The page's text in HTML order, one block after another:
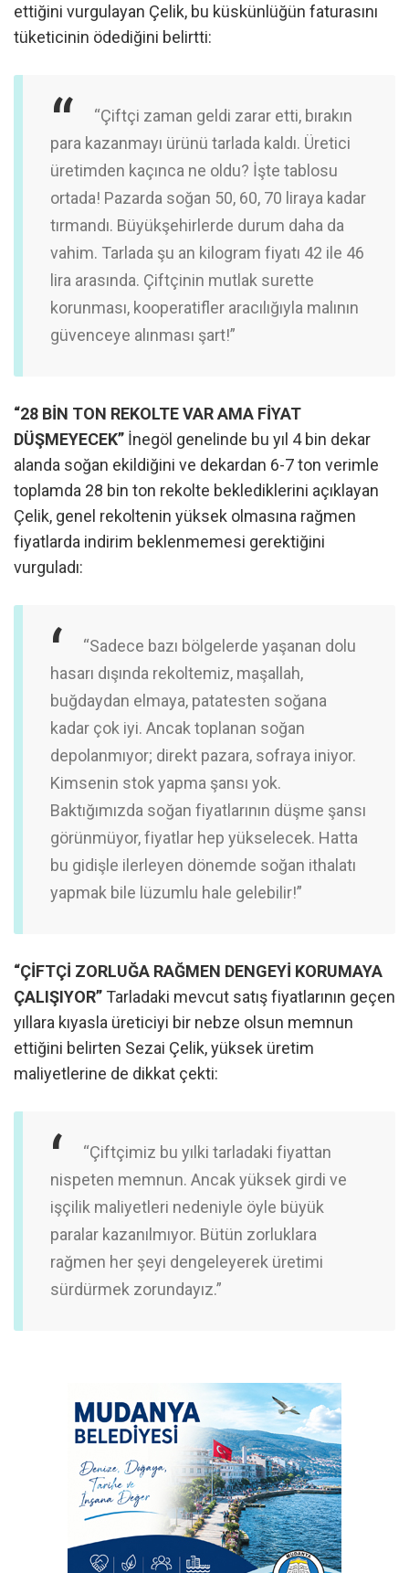
ettiğini vurgulayan Çelik, bu küskünlüğün faturasını
tüketicinin ödediğini belirtti:
“Çiftçi zaman geldi zarar etti, bırakın
para kazanmayı ürünü tarlada kaldı. Üretici
üretimden kaçınca ne oldu? İşte tablosu
ortada! Pazarda soğan 50, 60, 70 liraya kadar
tırmandı. Büyükşehirlerde durum daha da
vahim. Tarlada şu an kilogram fiyatı 42 ile 46
lira arasında. Çiftçinin mutlak surette
korunması, kooperatifler aracılığıyla malının
güvenceye alınması şart!”
“28 BİN TON REKOLTE VAR AMA FİYAT
DÜŞMEYECEK” İnegöl genelinde bu yıl 4 bin dekar
alanda soğan ekildiğini ve dekardan 6-7 ton verimle
toplamda 28 bin ton rekolte beklediklerini açıklayan
Çelik, genel rekoltenin yüksek olmasına rağmen
fiyatlarda indirim beklenmemesi gerektiğini
vurguladı:
“Sadece bazı bölgelerde yaşanan dolu
hasarı dışında rekoltemiz, maşallah,
buğdaydan elmaya, patatesten soğana
kadar çok iyi. Ancak toplanan soğan
depolanmıyor; direkt pazara, sofraya iniyor.
Kimsenin stok yapma şansı yok.
Baktığımızda soğan fiyatlarının düşme şansı
görünmüyor, fiyatlar hep yükselecek. Hatta
bu gidişle ilerleyen dönemde soğan ithalatı
yapmak bile lüzumlu hale gelebilir!”
“ÇİFTÇİ ZORLUĞA RAĞMEN DENGEYİ KORUMAYA
ÇALIŞIYOR” Tarladaki mevcut satış fiyatlarının geçen
yıllara kıyasla üreticiyi bir nebze olsun memnun
ettiğini belirten Sezai Çelik, yüksek üretim
maliyetlerine de dikkat çekti:
“Çiftçimiz bu yılki tarladaki fiyattan
nispeten memnun. Ancak yüksek girdi ve
işçilik maliyetleri nedeniyle öyle büyük
paralar kazanılmıyor. Bütün zorluklara
rağmen her şeyi dengeleyerek üretimi
sürdürmek zorundayız.”